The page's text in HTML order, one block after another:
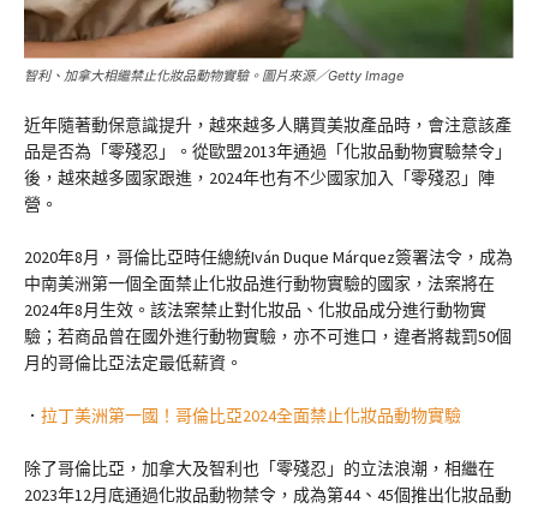
智利、加拿大相繼禁止化妝品動物實驗。圖片來源／Getty Image
近年隨著動保意識提升，越來越多人購買美妝產品時，會注意該產
品是否為「零殘忍」。從歐盟2013年通過「化妝品動物實驗禁令」
後，越來越多國家跟進，2024年也有不少國家加入「零殘忍」陣
營。
2020年8月，哥倫比亞時任總統Iván Duque Márquez簽署法令，成為
中南美洲第一個全面禁止化妝品進行動物實驗的國家，法案將在
2024年8月生效。該法案禁止對化妝品、化妝品成分進行動物實
驗；若商品曾在國外進行動物實驗，亦不可進口，違者將裁罰50個
月的哥倫比亞法定最低薪資。
． 拉丁美洲第一國！哥倫比亞2024全面禁止化妝品動物實驗
除了哥倫比亞，加拿大及智利也「零殘忍」的立法浪潮，相繼在
2023年12月底通過化妝品動物禁令，成為第44、45個推出化妝品動